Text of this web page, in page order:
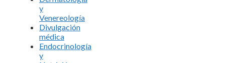
y
Venereología
Divulgación
médica
Endocrinología
y